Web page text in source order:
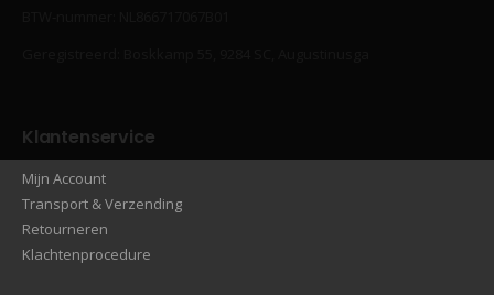
Klantenservice
Mijn Account
Transport & Verzending
Retourneren
Klachtenprocedure